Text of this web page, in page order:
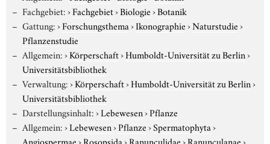
Fachgebiet:›Fachgebiet›Biologie›Botanik
Gattung:›Forschungsthema›Ikonographie›Naturstudie›
Pflanzenstudie
Allgemein:›Körperschaft›Humboldt-Universität zu Berlin›
Universitätsbibliothek
Verwaltung:›Körperschaft›Humboldt-Universität zu Berlin›
Universitätsbibliothek
Darstellungsinhalt:›Lebewesen›Pflanze
Allgemein:›Lebewesen›Pflanze›Spermatophyta›
Angiospermae›Rosopsida›Ranunculidae›Ranunculanae›